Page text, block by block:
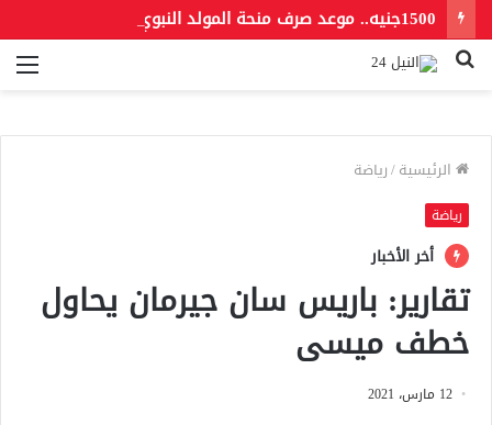
بحث
الرئيسية/رياضة
رياضة
أخر الأخبار
تقارير: باريس سان جيرمان يحاول
خطف ميسى
12 مارس، 2021